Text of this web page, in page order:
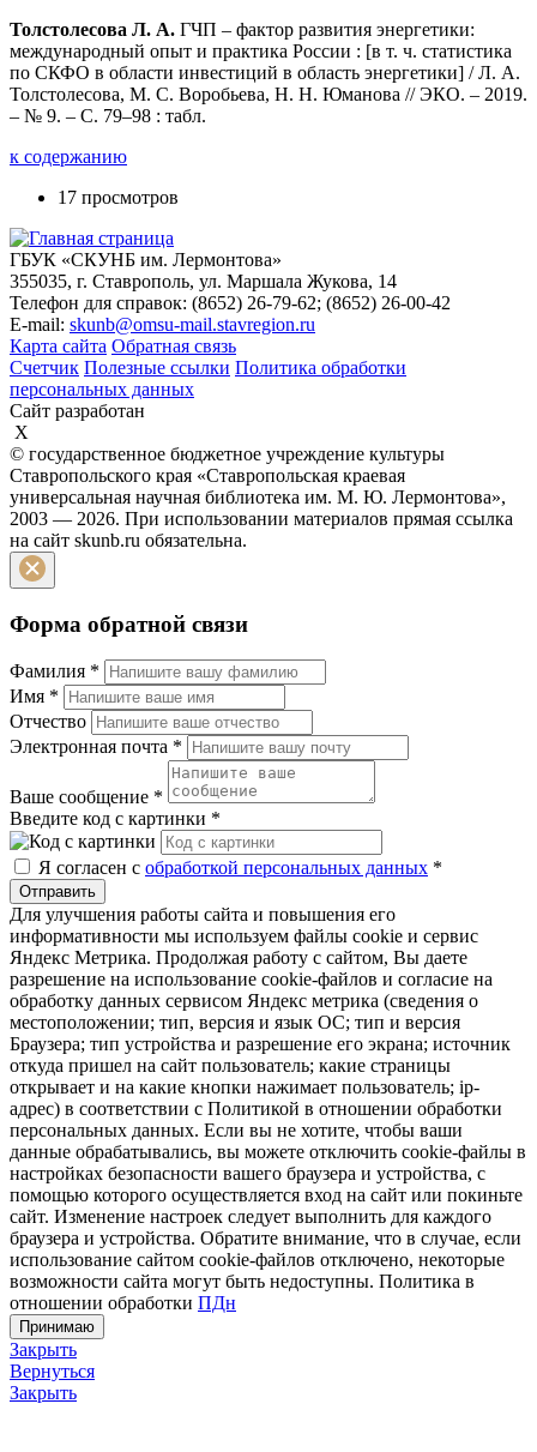
Толстолесова Л. А. ГЧП – фактор развития энергетики:
международный опыт и практика России : [в т. ч. статистика
по СКФО в области инвестиций в область энергетики] / Л. А.
Толстолесова, М. С. Воробьева, Н. Н. Юманова // ЭКО. – 2019.
– № 9. – С. 79–98 : табл.
к содержанию
17 просмотров
ГБУК «СКУНБ им. Лермонтова»
355035, г. Ставрополь, ул. Маршала Жукова, 14
Телефон для справок: (8652) 26-79-62; (8652) 26-00-42
E-mail: skunb@omsu-mail.stavregion.ru
Карта сайта Обратная связь
Счетчик Полезные ссылки Политика обработки
персональных данных
Сайт разработан
X
© государственное бюджетное учреждение культуры
Ставропольского края «Ставропольская краевая
универсальная научная библиотека им. М. Ю. Лермонтова»,
2003 — 2026. При использовании материалов прямая ссылка
на сайт skunb.ru обязательна.
Форма обратной связи
Фамилия *
Имя *
Отчество
Электронная почта *
Ваше сообщение *
Введите код с картинки *
Я согласен с обработкой персональных данных *
Отправить
Для улучшения работы сайта и повышения его
информативности мы используем файлы cookie и сервис
Яндекс Метрика. Продолжая работу с сайтом, Вы даете
разрешение на использование cookie-файлов и согласие на
обработку данных сервисом Яндекс метрика (сведения о
местоположении; тип, версия и язык ОС; тип и версия
Браузера; тип устройства и разрешение его экрана; источник
откуда пришел на сайт пользователь; какие страницы
открывает и на какие кнопки нажимает пользователь; ip-
адрес) в соответствии с Политикой в отношении обработки
персональных данных. Если вы не хотите, чтобы ваши
данные обрабатывались, вы можете отключить cookie-файлы в
настройках безопасности вашего браузера и устройства, с
помощью которого осуществляется вход на сайт или покиньте
сайт. Изменение настроек следует выполнить для каждого
браузера и устройства. Обратите внимание, что в случае, если
использование сайтом cookie-файлов отключено, некоторые
возможности сайта могут быть недоступны. Политика в
отношении обработки ПДн
Принимаю
Закрыть
Вернуться
Закрыть